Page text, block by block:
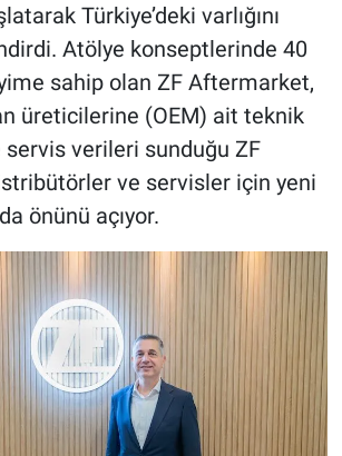
Türkiye’deki varlığını
Atölye konseptlerinde 40
sahip olan ZF Aftermarket,
üreticilerine (OEM) ait teknik
verileri sunduğu ZF
ve servisler için yeni
önünü açıyor.